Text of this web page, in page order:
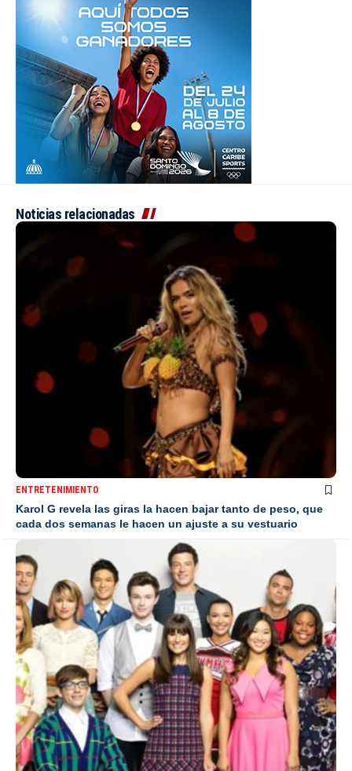
Noticias relacionadas
ENTRETENIMIENTO
Karol G revela las giras la hacen bajar tanto de peso, que
cada dos semanas le hacen un ajuste a su vestuario